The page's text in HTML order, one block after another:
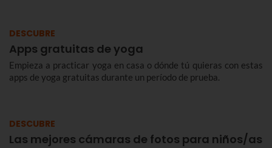
DESCUBRE
Apps gratuitas de yoga
Empieza a practicar yoga en casa o dónde tú quieras con estas
apps de yoga gratuitas durante un período de prueba.
DESCUBRE
Las mejores cámaras de fotos para niños/as